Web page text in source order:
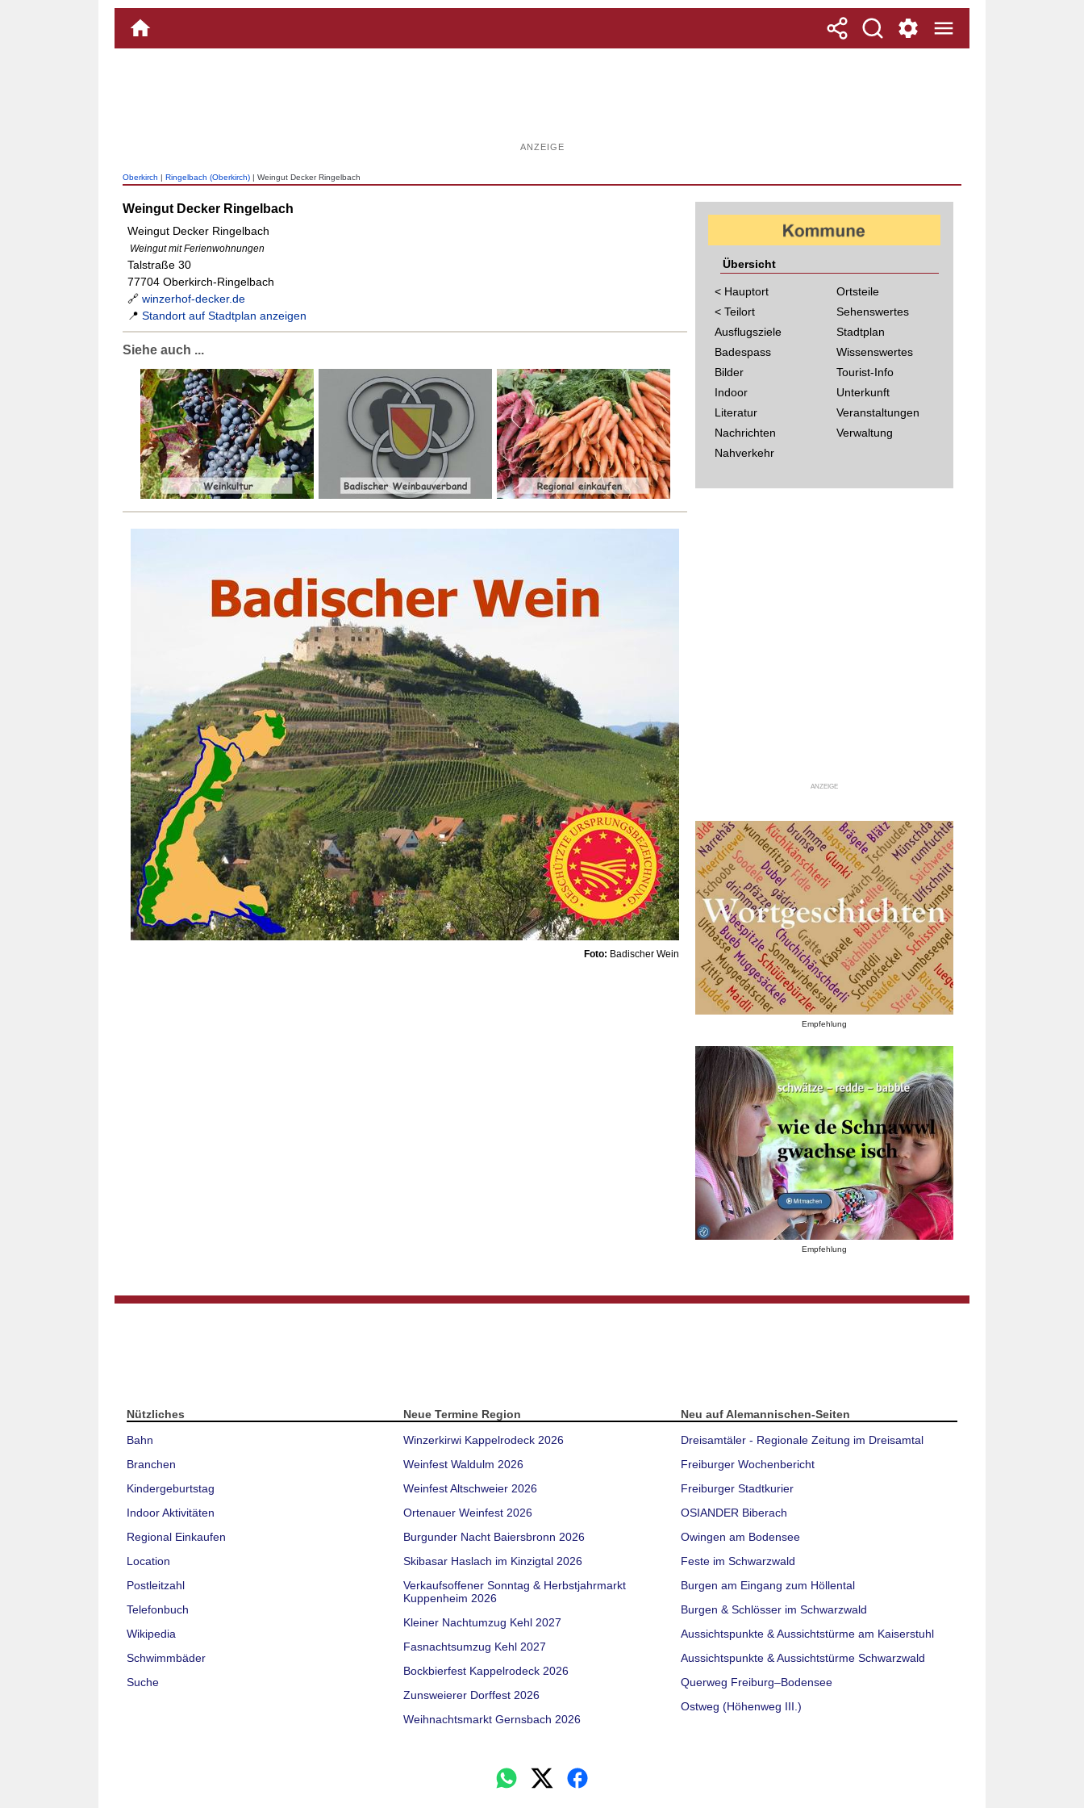
ANZEIGE
Oberkirch | Ringelbach (Oberkirch) | Weingut Decker Ringelbach
Weingut Decker Ringelbach
Weingut Decker Ringelbach
Weingut mit Ferienwohnungen
Talstraße 30
77704 Oberkirch-Ringelbach
🔗 winzerhof-decker.de
📍 Standort auf Stadtplan anzeigen
Siehe auch ...
Foto: Badischer Wein
Übersicht
< Hauptort
< Teilort
Ausflugsziele
Badespass
Bilder
Indoor
Literatur
Nachrichten
Nahverkehr
Ortsteile
Sehenswertes
Stadtplan
Wissenswertes
Tourist-Info
Unterkunft
Veranstaltungen
Verwaltung
ANZEIGE
Empfehlung
Empfehlung
Nützliches
Bahn
Branchen
Kindergeburtstag
Indoor Aktivitäten
Regional Einkaufen
Location
Postleitzahl
Telefonbuch
Wikipedia
Schwimmbäder
Suche
Neue Termine Region
Winzerkirwi Kappelrodeck 2026
Weinfest Waldulm 2026
Weinfest Altschweier 2026
Ortenauer Weinfest 2026
Burgunder Nacht Baiersbronn 2026
Skibasar Haslach im Kinzigtal 2026
Verkaufsoffener Sonntag & Herbstjahrmarkt
Kuppenheim 2026
Kleiner Nachtumzug Kehl 2027
Fasnachtsumzug Kehl 2027
Bockbierfest Kappelrodeck 2026
Zunsweierer Dorffest 2026
Weihnachtsmarkt Gernsbach 2026
Neu auf Alemannischen-Seiten
Dreisamtäler - Regionale Zeitung im Dreisamtal
Freiburger Wochenbericht
Freiburger Stadtkurier
OSIANDER Biberach
Owingen am Bodensee
Feste im Schwarzwald
Burgen am Eingang zum Höllental
Burgen & Schlösser im Schwarzwald
Aussichtspunkte & Aussichtstürme am Kaiserstuhl
Aussichtspunkte & Aussichtstürme Schwarzwald
Querweg Freiburg–Bodensee
Ostweg (Höhenweg III.)